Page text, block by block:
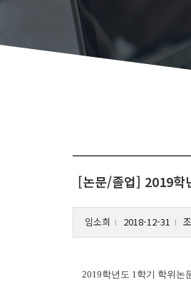
[논문/졸업] 2019학
임소희 l 2018-12-31 l
2019학년도 1 학기 학위논